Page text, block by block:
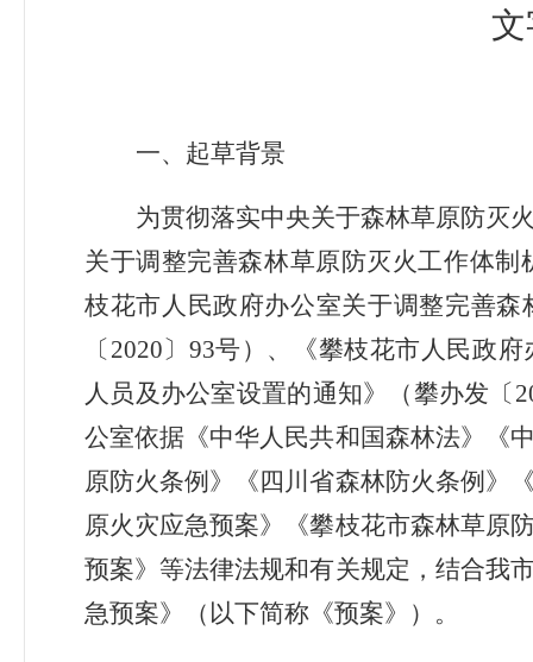
一、起草背景
为贯彻落实中央关于森林草原防灭
关于调整完善森林草原防灭火工作体制
枝花市人民政府办公室关于调整完善
〔 2020〕 93号） 、
《攀枝花市人民政
人员及办公室设置的通知》（攀办发 〔
公室依据 《中华人民共和国森林法》《
原防火条例》《四川省森林防火条例》
原火灾应急预案》《攀枝花市森林草原
预案》等法律法规和有关规定 ， 结合我
急预案》（以下简称《预案》） 。